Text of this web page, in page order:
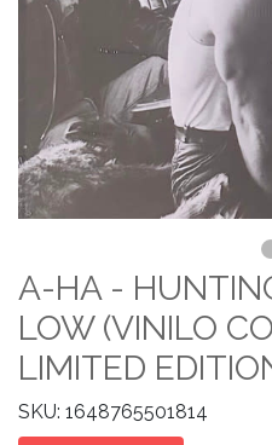
A-HA -
LOW (VINILO
LIMITED
SKU: 1648765501814